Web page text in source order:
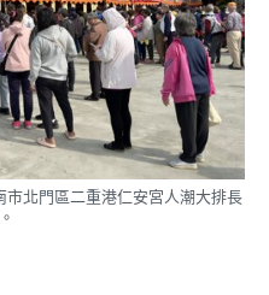
北門區二重港仁安宮人潮大排長